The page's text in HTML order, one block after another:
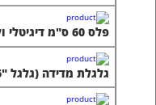
פלס 60 ס"מ דיגיטלי ולייזר (10 מ') TOPEX
גלגלת מדידה (גלגל "6) מקצועי TOPEX